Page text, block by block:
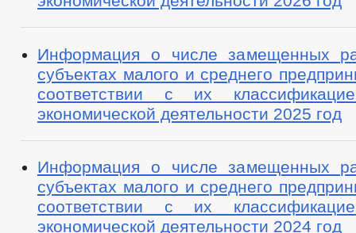
Информация о числе замещенных
субъектах малого и среднего
соответствии с их
экономической деятельности 2025 год
Информация о числе замещенных
субъектах малого и среднего
соответствии с их
экономической деятельности 2024 год